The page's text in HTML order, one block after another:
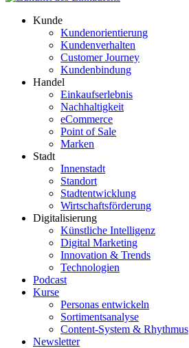
Kunde
Kundenorientierung
Kundenverhalten
Customer Journey
Kundenbindung
Handel
Einkaufserlebnis
Nachhaltigkeit
eCommerce
Point of Sale
Marken
Stadt
Innenstadt
Standort
Stadtentwicklung
Wirtschaftsförderung
Digitalisierung
Künstliche Intelligenz
Digital Marketing
Innovation & Trends
Technologien
Podcast
Kurse
Personas entwickeln
Sortimentsanalyse
Content-System & Rhythmus
Newsletter